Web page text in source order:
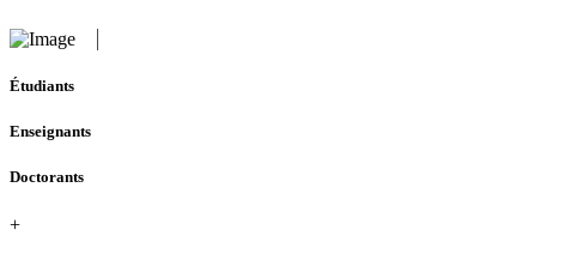
Étudiants
Enseignants
Doctorants
+